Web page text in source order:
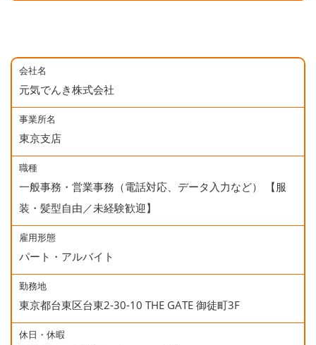
会社名
元気でんき株式会社
事業所名
東京支店
職種
一般事務・営業事務（電話対応、データ入力など） 【服
装・髪型自由／未経験歓迎】
雇用形態
パート・アルバイト
勤務地
東京都台東区台東2-30-10 THE GATE 御徒町3F
休日・休暇